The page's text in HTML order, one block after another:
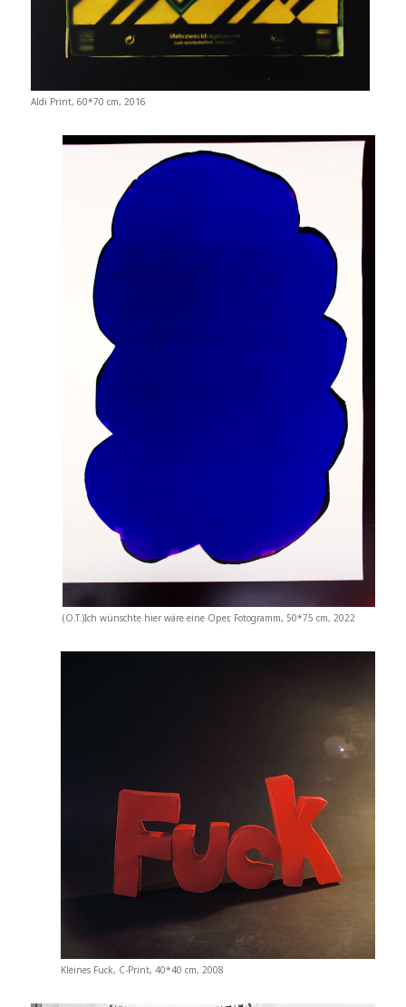
Aldi Print, 60*70 cm, 2016
(O.T.)Ich wünschte hier wäre eine Oper, Fotogramm, 50*75 cm, 2022
Kleines Fuck, C-Print, 40*40 cm, 2008